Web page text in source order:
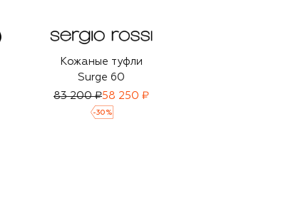
Кожаные туфли
Surge 60
83 200 ₽58 250 ₽
-30 %